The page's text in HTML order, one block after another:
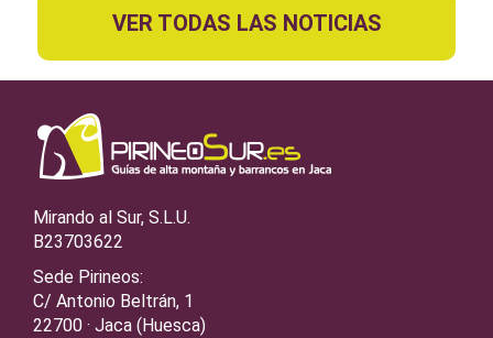
VER TODAS LAS NOTICIAS
Mirando al Sur, S.L.U.
B23703622
Sede Pirineos:
C/ Antonio Beltrán, 1
22700 · Jaca (Huesca)